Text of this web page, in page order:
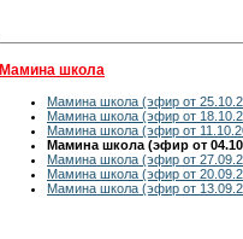
Мамина школа
Мамина школа (эфир от
Мамина школа (эфир от
Мамина школа (эфир от
Мамина школа (эфир от
Мамина школа (эфир от
Мамина школа (эфир от
Мамина школа (эфир от